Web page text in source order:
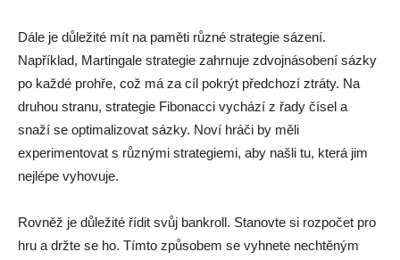
Dále je důležité mít na paměti různé strategie sázení.
Například, Martingale strategie zahrnuje zdvojnásobení sázky
po každé prohře, což má za cíl pokrýt předchozí ztráty. Na
druhou stranu, strategie Fibonacci vychází z řady čísel a
snaží se optimalizovat sázky. Noví hráči by měli
experimentovat s různými strategiemi, aby našli tu, která jim
nejlépe vyhovuje.
Rovněž je důležité řídit svůj bankroll. Stanovte si rozpočet pro
hru a držte se ho. Tímto způsobem se vyhnete nechtěným